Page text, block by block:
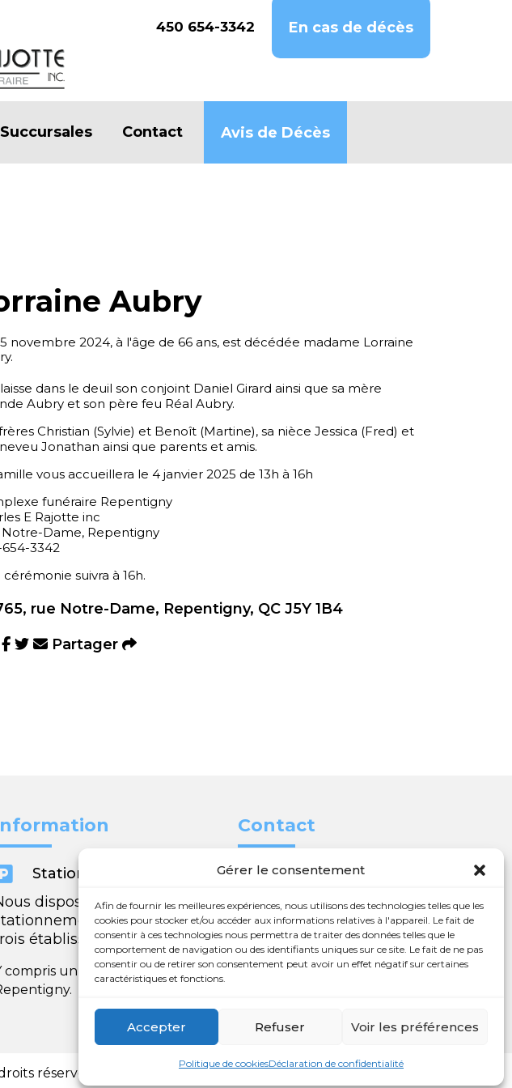
Gérer le consentement
Afin de fournir les meilleures expériences, nous utilisons des technologies telles que les
cookies pour stocker et/ou accéder aux informations relatives à l'appareil. Le fait de
consentir à ces technologies nous permettra de traiter des données telles que le
comportement de navigation ou des identifiants uniques sur ce site. Le fait de ne pas
consentir ou de retirer son consentement peut avoir un effet négatif sur certaines
caractéristiques et fonctions.
Accepter Refuser Voir les préférences
Politique de cookiesDéclaration de confidentialité
450 654-3342 En cas de décès
Succursales Contact Avis de Décès
Aubry
novembre 2024, à l'âge de 66 ans, est décédée madame Lorraine
dans le deuil son conjoint Daniel Girard ainsi que sa mère
Aubry et son père feu Réal Aubry.
Christian (Sylvie) et Benoît (Martine), sa nièce Jessica (Fred) et
Jonathan ainsi que parents et amis.
vous accueillera le 4 janvier 2025 de 13h à 16h
funéraire Repentigny
E Rajotte inc
Notre-Dame, Repentigny
3342
cérémonie suivra à 16h.
rue Notre-Dame, Repentigny, QC J5Y 1B4
Partager

Stationnement
disposons de
dans nos
établissements.
compris un très spacieux à
Contact
 450 654-3342
 info@charlesrajotte.com

Siège social à
Repentigny
réservés | Développé parWeb EurêkaetTriaxe